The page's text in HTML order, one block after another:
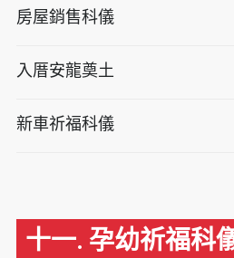
房屋銷售科儀
入厝安龍奠土
新車祈福科儀
十一. 孕幼祈福科